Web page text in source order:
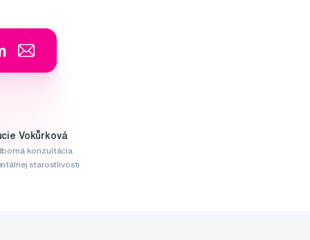
Vokůrková
konzultácia
starostlivosti